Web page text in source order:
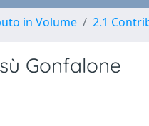
in Volume 2.1
Gonfalone